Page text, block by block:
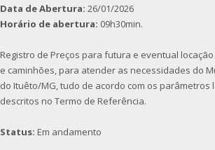
Data de Abertura: 26/01/2026
Horário de abertura: 09h30min.
Registro de Preços para futura e eventual
e caminhões, para atender as necessidades do
do Ituêto/MG, tudo de acordo com os parâmetros
descritos no Termo de Referência.
Status: Em andamento